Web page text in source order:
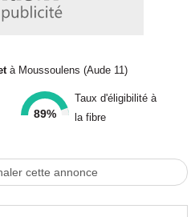
à Moussoulens (Aude 11)
89%
Taux d'éligibilité à
la fibre
cette annonce